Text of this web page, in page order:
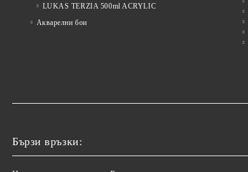
LUKAS TERZIA 500ml ACRYLIC
Акварелни бои
Бързи връзки: